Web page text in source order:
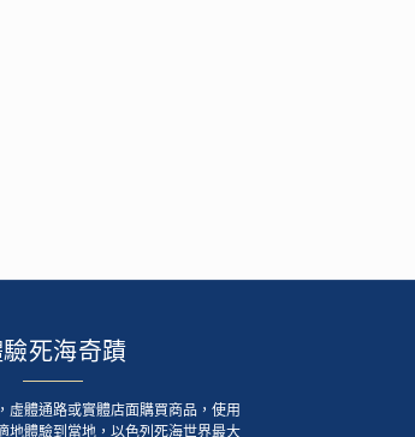
驗死海奇蹟
虛體通路或實體店面購買商品，使用
地體驗到當地，以色列死海世界最大